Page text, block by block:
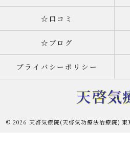
☆口コミ
☆ブログ
プライバシーポリシー
© 2026 天啓気療院(天啓気功療法治療院)